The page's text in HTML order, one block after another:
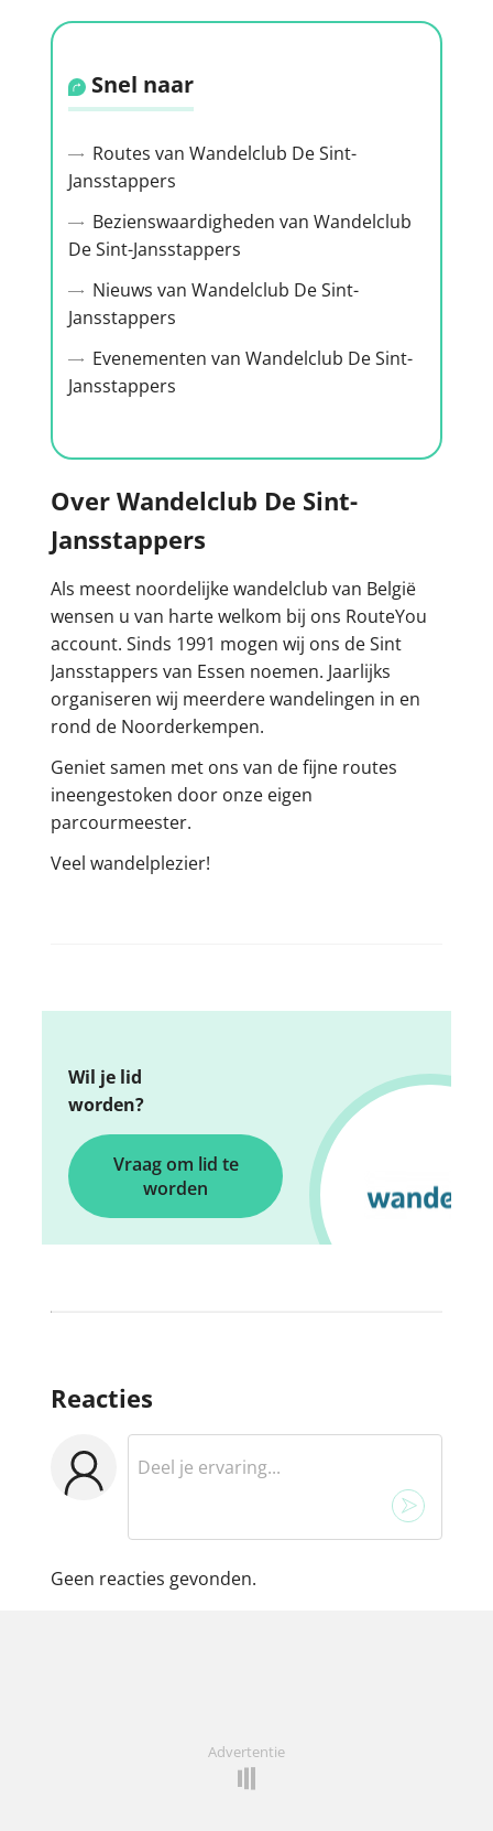
Snel naar
Routes van Wandelclub De Sint-
Jansstappers
Bezienswaardigheden van Wandelclub
De Sint-Jansstappers
Nieuws van Wandelclub De Sint-
Jansstappers
Evenementen van Wandelclub De Sint-
Jansstappers
Over Wandelclub De Sint-
Jansstappers
Als meest noordelijke wandelclub van België
wensen u van harte welkom bij ons RouteYou
account. Sinds 1991 mogen wij ons de Sint
Jansstappers van Essen noemen. Jaarlijks
organiseren wij meerdere wandelingen in en
rond de Noorderkempen.
Geniet samen met ons van de fijne routes
ineengestoken door onze eigen
parcourmeester.
Veel wandelplezier!
Wil je lid
worden?
Vraag om lid te
worden
Reacties
Geen reacties gevonden.
Advertentie